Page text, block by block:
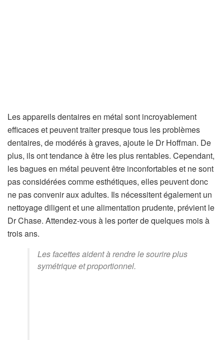
Les appareils dentaires en métal sont incroyablement
efficaces et peuvent traiter presque tous les problèmes
dentaires, de modérés à graves, ajoute le Dr Hoffman. De
plus, ils ont tendance à être les plus rentables. Cependant,
les bagues en métal peuvent être inconfortables et ne sont
pas considérées comme esthétiques, elles peuvent donc
ne pas convenir aux adultes. Ils nécessitent également un
nettoyage diligent et une alimentation prudente, prévient le
Dr Chase. Attendez-vous à les porter de quelques mois à
trois ans.
Les facettes aident à rendre le sourire plus
symétrique et proportionnel.